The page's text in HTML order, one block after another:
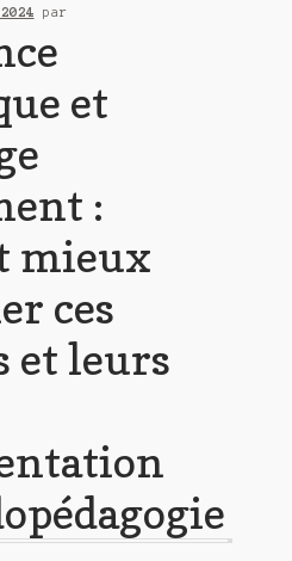
par
et
:
mieux
ces
et leurs